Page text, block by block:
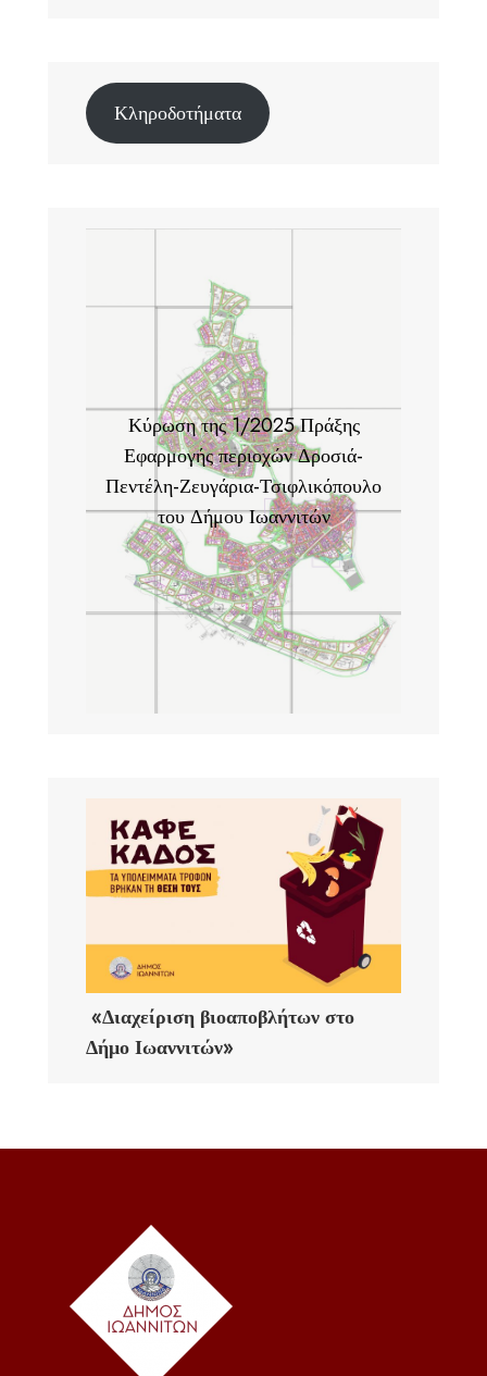
Κληροδοτήματα
Κύρωση της 1/2025 Πράξης
Εφαρμογής περιοχών Δροσιά-
Πεντέλη-Ζευγάρια-Τσιφλικόπουλο
του Δήμου Ιωαννιτών
«Διαχείριση βιοαποβλήτων στο
Δήμο Ιωαννιτών»